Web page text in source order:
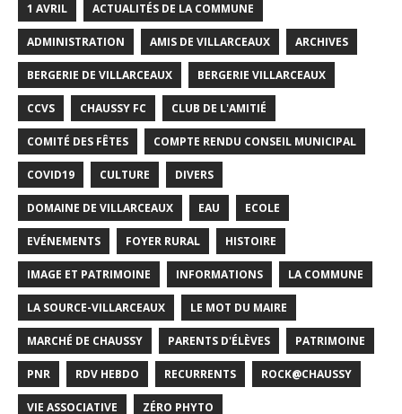
1 AVRIL ACTUALITÉS DE LA COMMUNE
ADMINISTRATION AMIS DE VILLARCEAUX ARCHIVES
BERGERIE DE VILLARCEAUX BERGERIE VILLARCEAUX
CCVS CHAUSSY FC CLUB DE L'AMITIÉ
COMITÉ DES FÊTES COMPTE RENDU CONSEIL MUNICIPAL
COVID19 CULTURE DIVERS
DOMAINE DE VILLARCEAUX EAU ECOLE
EVÉNEMENTS FOYER RURAL HISTOIRE
IMAGE ET PATRIMOINE INFORMATIONS LA COMMUNE
LA SOURCE-VILLARCEAUX LE MOT DU MAIRE
MARCHÉ DE CHAUSSY PARENTS D'ÉLÈVES PATRIMOINE
PNR RDV HEBDO RECURRENTS ROCK@CHAUSSY
VIE ASSOCIATIVE ZÉRO PHYTO